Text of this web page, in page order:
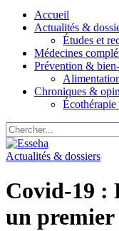
Accueil
Actualités &
Études et
Médecines
Prévention &
Chroniques &
Actualités & dossiers
Covid-19 :
un premier